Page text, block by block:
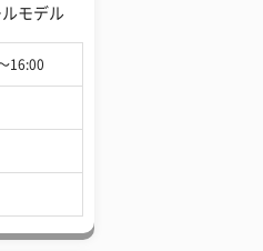
モデル
16:00